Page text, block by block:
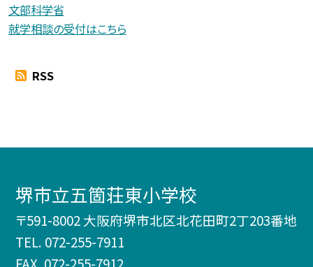
文部科学省
就学相談の受付はこちら
RSS
堺市立五箇荘東小学校
〒591-8002 大阪府堺市北区北花田町2丁203番地
TEL. 072-255-7911